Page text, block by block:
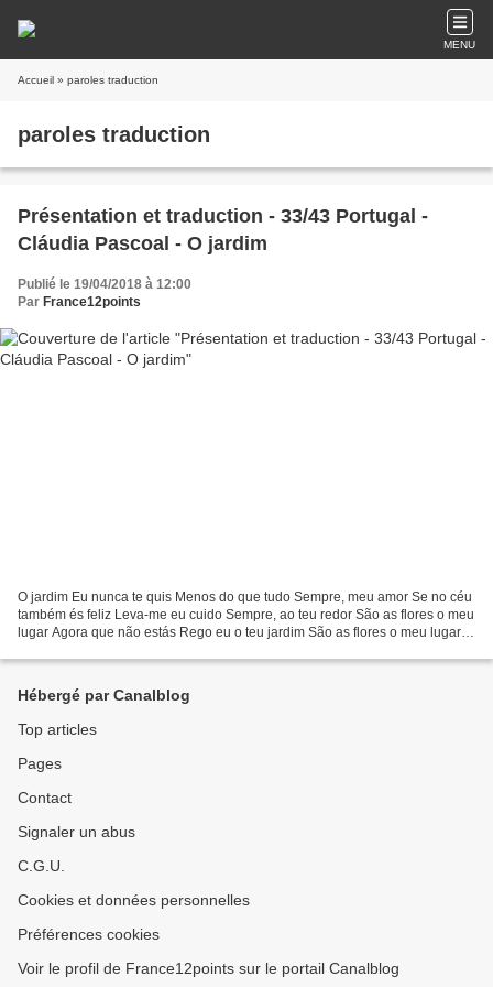
MENU
Accueil » paroles traduction
paroles traduction
Présentation et traduction - 33/43 Portugal -
Cláudia Pascoal - O jardim
Publié le 19/04/2018 à 12:00
Par France12points
O jardim Eu nunca te quis Menos do que tudo Sempre, meu amor Se no céu
também és feliz Leva-me eu cuido Sempre, ao teu redor São as flores o meu
lugar Agora que não estás Rego eu o teu jardim São as flores o meu lugar
Hébergé par Canalblog
Top articles
Pages
Contact
Signaler un abus
C.G.U.
Cookies et données personnelles
Préférences cookies
Voir le profil de France12points sur le portail Canalblog